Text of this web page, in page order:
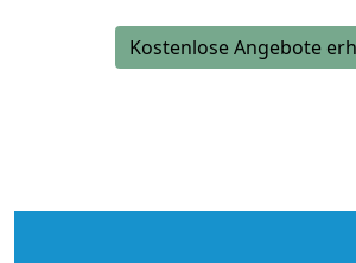
Kostenlose Angebote